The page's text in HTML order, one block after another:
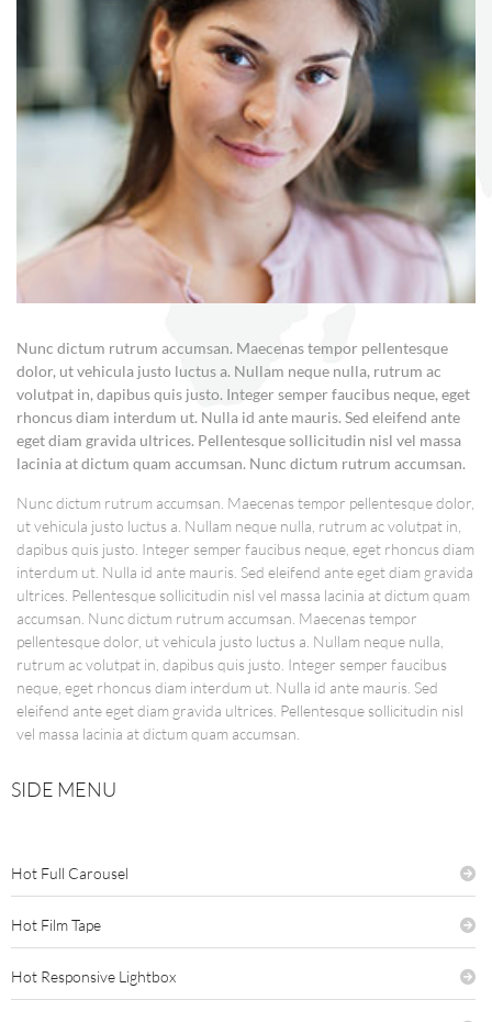
Nunc dictum rutrum accumsan. Maecenas tempor pellentesque
dolor, ut vehicula justo luctus a. Nullam neque nulla, rutrum ac
volutpat in, dapibus quis justo. Integer semper faucibus neque, eget
rhoncus diam interdum ut. Nulla id ante mauris. Sed eleifend ante
eget diam gravida ultrices. Pellentesque sollicitudin nisl vel massa
lacinia at dictum quam accumsan. Nunc dictum rutrum accumsan.
Nunc dictum rutrum accumsan. Maecenas tempor pellentesque dolor,
ut vehicula justo luctus a. Nullam neque nulla, rutrum ac volutpat in,
dapibus quis justo. Integer semper faucibus neque, eget rhoncus diam
interdum ut. Nulla id ante mauris. Sed eleifend ante eget diam gravida
ultrices. Pellentesque sollicitudin nisl vel massa lacinia at dictum quam
accumsan. Nunc dictum rutrum accumsan. Maecenas tempor
pellentesque dolor, ut vehicula justo luctus a. Nullam neque nulla,
rutrum ac volutpat in, dapibus quis justo. Integer semper faucibus
neque, eget rhoncus diam interdum ut. Nulla id ante mauris. Sed
eleifend ante eget diam gravida ultrices. Pellentesque sollicitudin nisl
vel massa lacinia at dictum quam accumsan.
SIDE MENU
Hot Full Carousel
Hot Film Tape
Hot Responsive Lightbox